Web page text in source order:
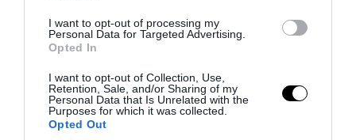
I want to opt-out of processing my
Personal Data for Targeted Advertising.
Opted In
I want to opt-out of Collection, Use,
Retention, Sale, and/or Sharing of my
Personal Data that Is Unrelated with the
Purposes for which it was collected.
Opted Out